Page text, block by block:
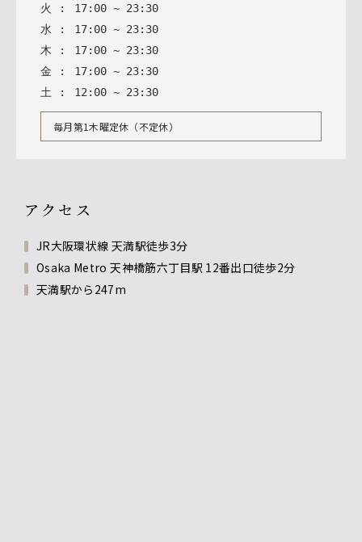
火
: 17: 00 ~ 23: 30
水 : 17: 00 ~ 23: 30
木 : 17: 00 ~ 23: 30
金 : 17: 00 ~ 23: 30
土 : 12 : 00 ~ 23: 30
毎月第1木曜定休（不定休）
アクセス
JR大阪環状線 天満駅徒歩3分
Osaka Metro 天神橋筋六丁目駅 12番出口徒歩2分
天満駅から247m